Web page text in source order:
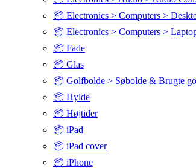
📦 Electronics > Computers >
📦 Electronics > Computers >
📦 Fade
📦 Glas
📦 Golfbolde > Søbolde & Brugte
📦 Hylde
📦 Højtider
📦 iPad
📦 iPad cover
📦 iPhone